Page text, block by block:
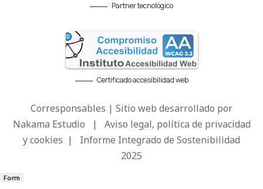
Partner tecnológico
Certificado accesibilidad web
Corresponsables | Sitio web desarrollado por
Nakama Estudio | Aviso legal, política de privacidad
y cookies | Informe Integrado de Sostenibilidad
2025
Form